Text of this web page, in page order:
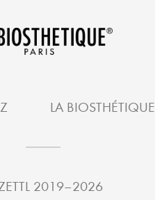
LA BIOSTHÉTIQUE
2019–2026